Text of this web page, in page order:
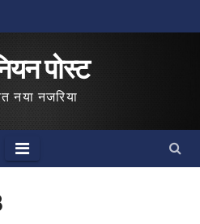
पोस्ट
नया नजरिया